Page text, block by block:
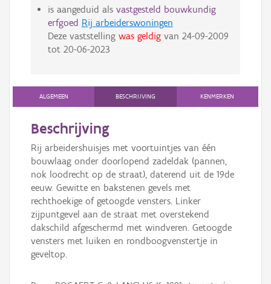
is aangeduid als vastgesteld bouwkundig
erfgoed Rij arbeiderswoningen
Deze vaststelling was geldigvan 24-09-2009
tot 20-06-2023
ALGEMEEN BESCHRIJVING KENMERKEN
Beschrijving
Rij arbeidershuisjes met voortuintjes van één
bouwlaag onder doorlopend zadeldak (pannen,
nok loodrecht op de straat), daterend uit de 19de
eeuw. Gewitte en bakstenen gevels met
rechthoekige of getoogde vensters. Linker
zijpuntgevel aan de straat met overstekend
dakschild afgeschermd met windveren. Getoogde
vensters met luiken en rondboogvenstertje in
geveltop.